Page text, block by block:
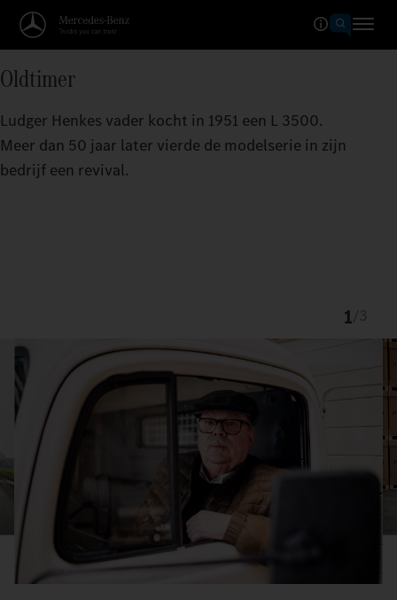
Oldtimer
Ludger Henkes vader kocht in 1951 een L 3500.
Meer dan 50 jaar later vierde de modelserie in zijn
bedrijf een revival.
1